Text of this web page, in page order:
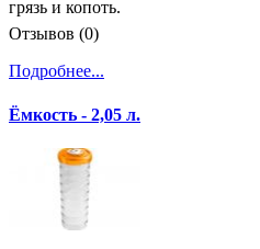
грязь и копоть.
Отзывов (0)
Подробнее...
Ёмкость - 2,05 л.